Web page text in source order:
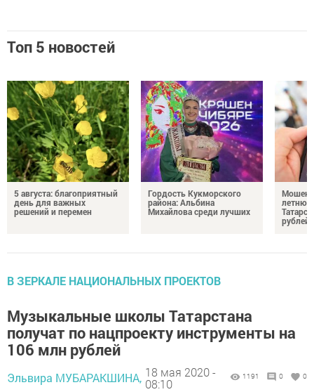
Топ 5 новостей
5 августа: благоприятный
день для важных
решений и перемен
Гордость Кукморского
района: Альбина
Михайлова среди лучших
рублей
В ЗЕРКАЛЕ НАЦИОНАЛЬНЫХ ПРОЕКТОВ
Музыкальные школы Татарстана
получат по нацпроекту инструменты на
106 млн рублей
Эльвира МУБАРАКШИНА, 18 мая 2020 -
08:10
1191 0 0